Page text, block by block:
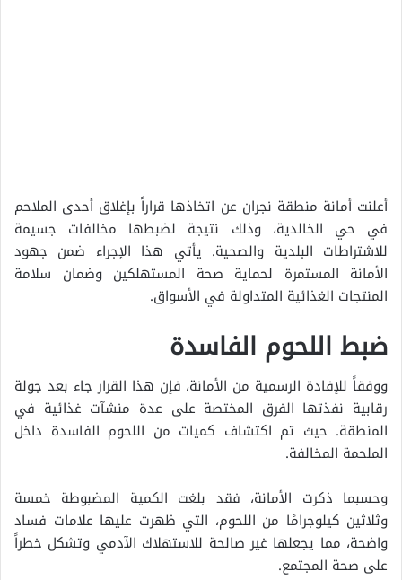
أعلنت أمانة منطقة نجران عن اتخاذها قراراً بإغلاق أحدى الملاحم
في حي الخالدية، وذلك نتيجة لضبطها مخالفات جسيمة
للاشتراطات البلدية والصحية. يأتي هذا الإجراء ضمن جهود
الأمانة المستمرة لحماية صحة المستهلكين وضمان سلامة
المنتجات الغذائية المتداولة في الأسواق.
ضبط اللحوم الفاسدة
ووفقاً للإفادة الرسمية من الأمانة، فإن هذا القرار جاء بعد جولة
رقابية نفذتها الفرق المختصة على عدة منشآت غذائية في
المنطقة. حيث تم اكتشاف كميات من اللحوم الفاسدة داخل
الملحمة المخالفة.
وحسبما ذكرت الأمانة، فقد بلغت الكمية المضبوطة خمسة
وثلاثين كيلوجرامًا من اللحوم، التي ظهرت عليها علامات فساد
واضحة، مما يجعلها غير صالحة للاستهلاك الآدمي وتشكل خطراً
على صحة المجتمع.